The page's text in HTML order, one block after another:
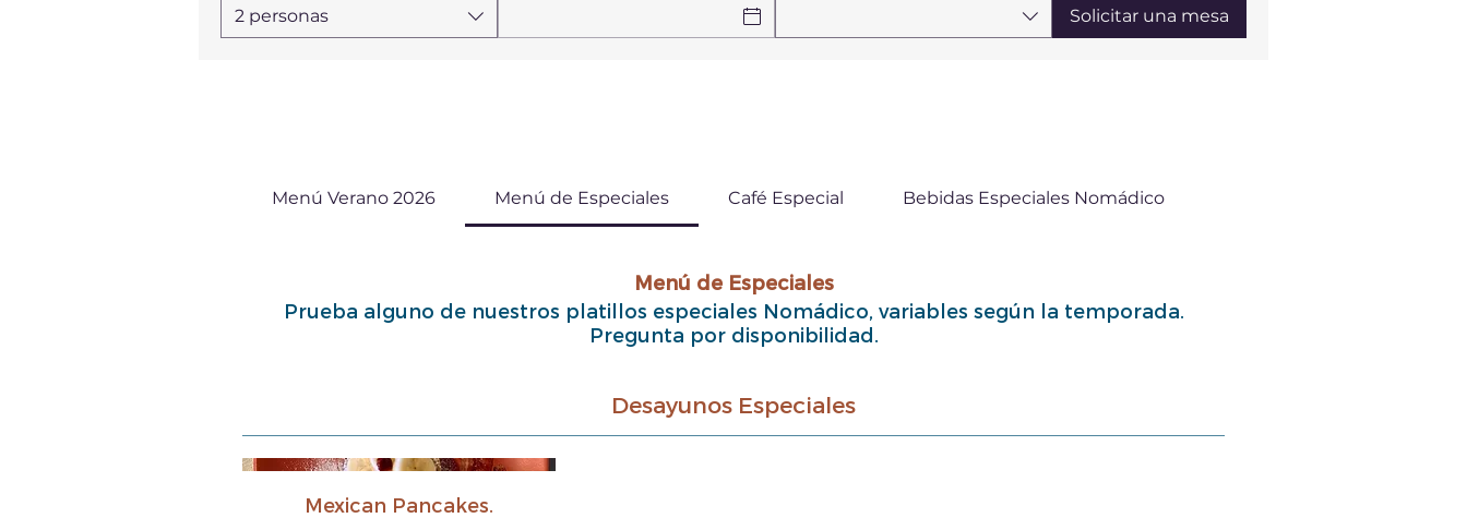
2 personas Solicitar una mesa
Menú Verano 2026 Menú de Especiales Café Especial Bebidas Especiales Nomádico
Menú de Especiales
Prueba alguno de nuestros platillos especiales Nomádico, variables según la temporada.
Pregunta por disponibilidad.
Desayunos Especiales
Mexican Pancakes.